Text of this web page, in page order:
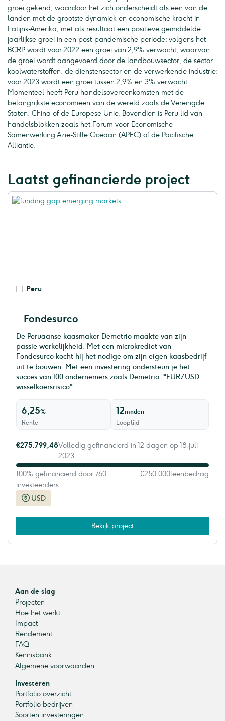
groei gekend, waardoor het zich onderscheidt als een van de
landen met de grootste dynamiek en economische kracht in
Latijns-Amerika, met als resultaat een positieve gemiddelde
jaarlijkse groei in een post-pandemische periode; volgens het
BCRP wordt voor 2022 een groei van 2,9% verwacht, waarvan
de groei wordt aangevoerd door de landbouwsector, de sector
koolwaterstoffen, de dienstensector en de verwerkende industrie;
voor 2023 wordt een groei tussen 2,9% en 3% verwacht.
Momenteel heeft Peru handelsovereenkomsten met de
belangrijkste economieën van de wereld zoals de Verenigde
Staten, China of de Europese Unie. Bovendien is Peru lid van
handelsblokken zoals het Forum voor Economische
Samenwerking Azië-Stille Oceaan (APEC) of de Pacifische
Alliantie.
Laatst gefinancierde project
Peru
Fondesurco
De Peruaanse kaasmaker Demetrio maakte van zijn
passie werkelijkheid. Met een microkrediet van
Fondesurco kocht hij het nodige om zijn eigen kaasbedrijf
uit te bouwen. Met een investering ondersteun je het
succes van 100 ondernemers zoals Demetrio. *EUR/USD
wisselkoersrisico*
6,25%
Rente
12mnden
Looptijd
USD
€275.799,48Volledig gefinancierd in 12 dagen op 18 juli
2023.
100% gefinancierd door 760
investeerders
€250.000leenbedrag
Bekijk project
Aan de slag
Projecten
Hoe het werkt
Impact
Rendement
FAQ
Kennisbank
Algemene voorwaarden
Investeren
Portfolio overzicht
Portfolio bedrijven
Soorten investeringen